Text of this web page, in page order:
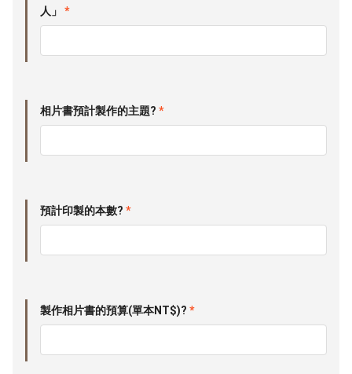
人」 *
相片書預計製作的主題? *
預計印製的本數? *
製作相片書的預算(單本NT$)? *